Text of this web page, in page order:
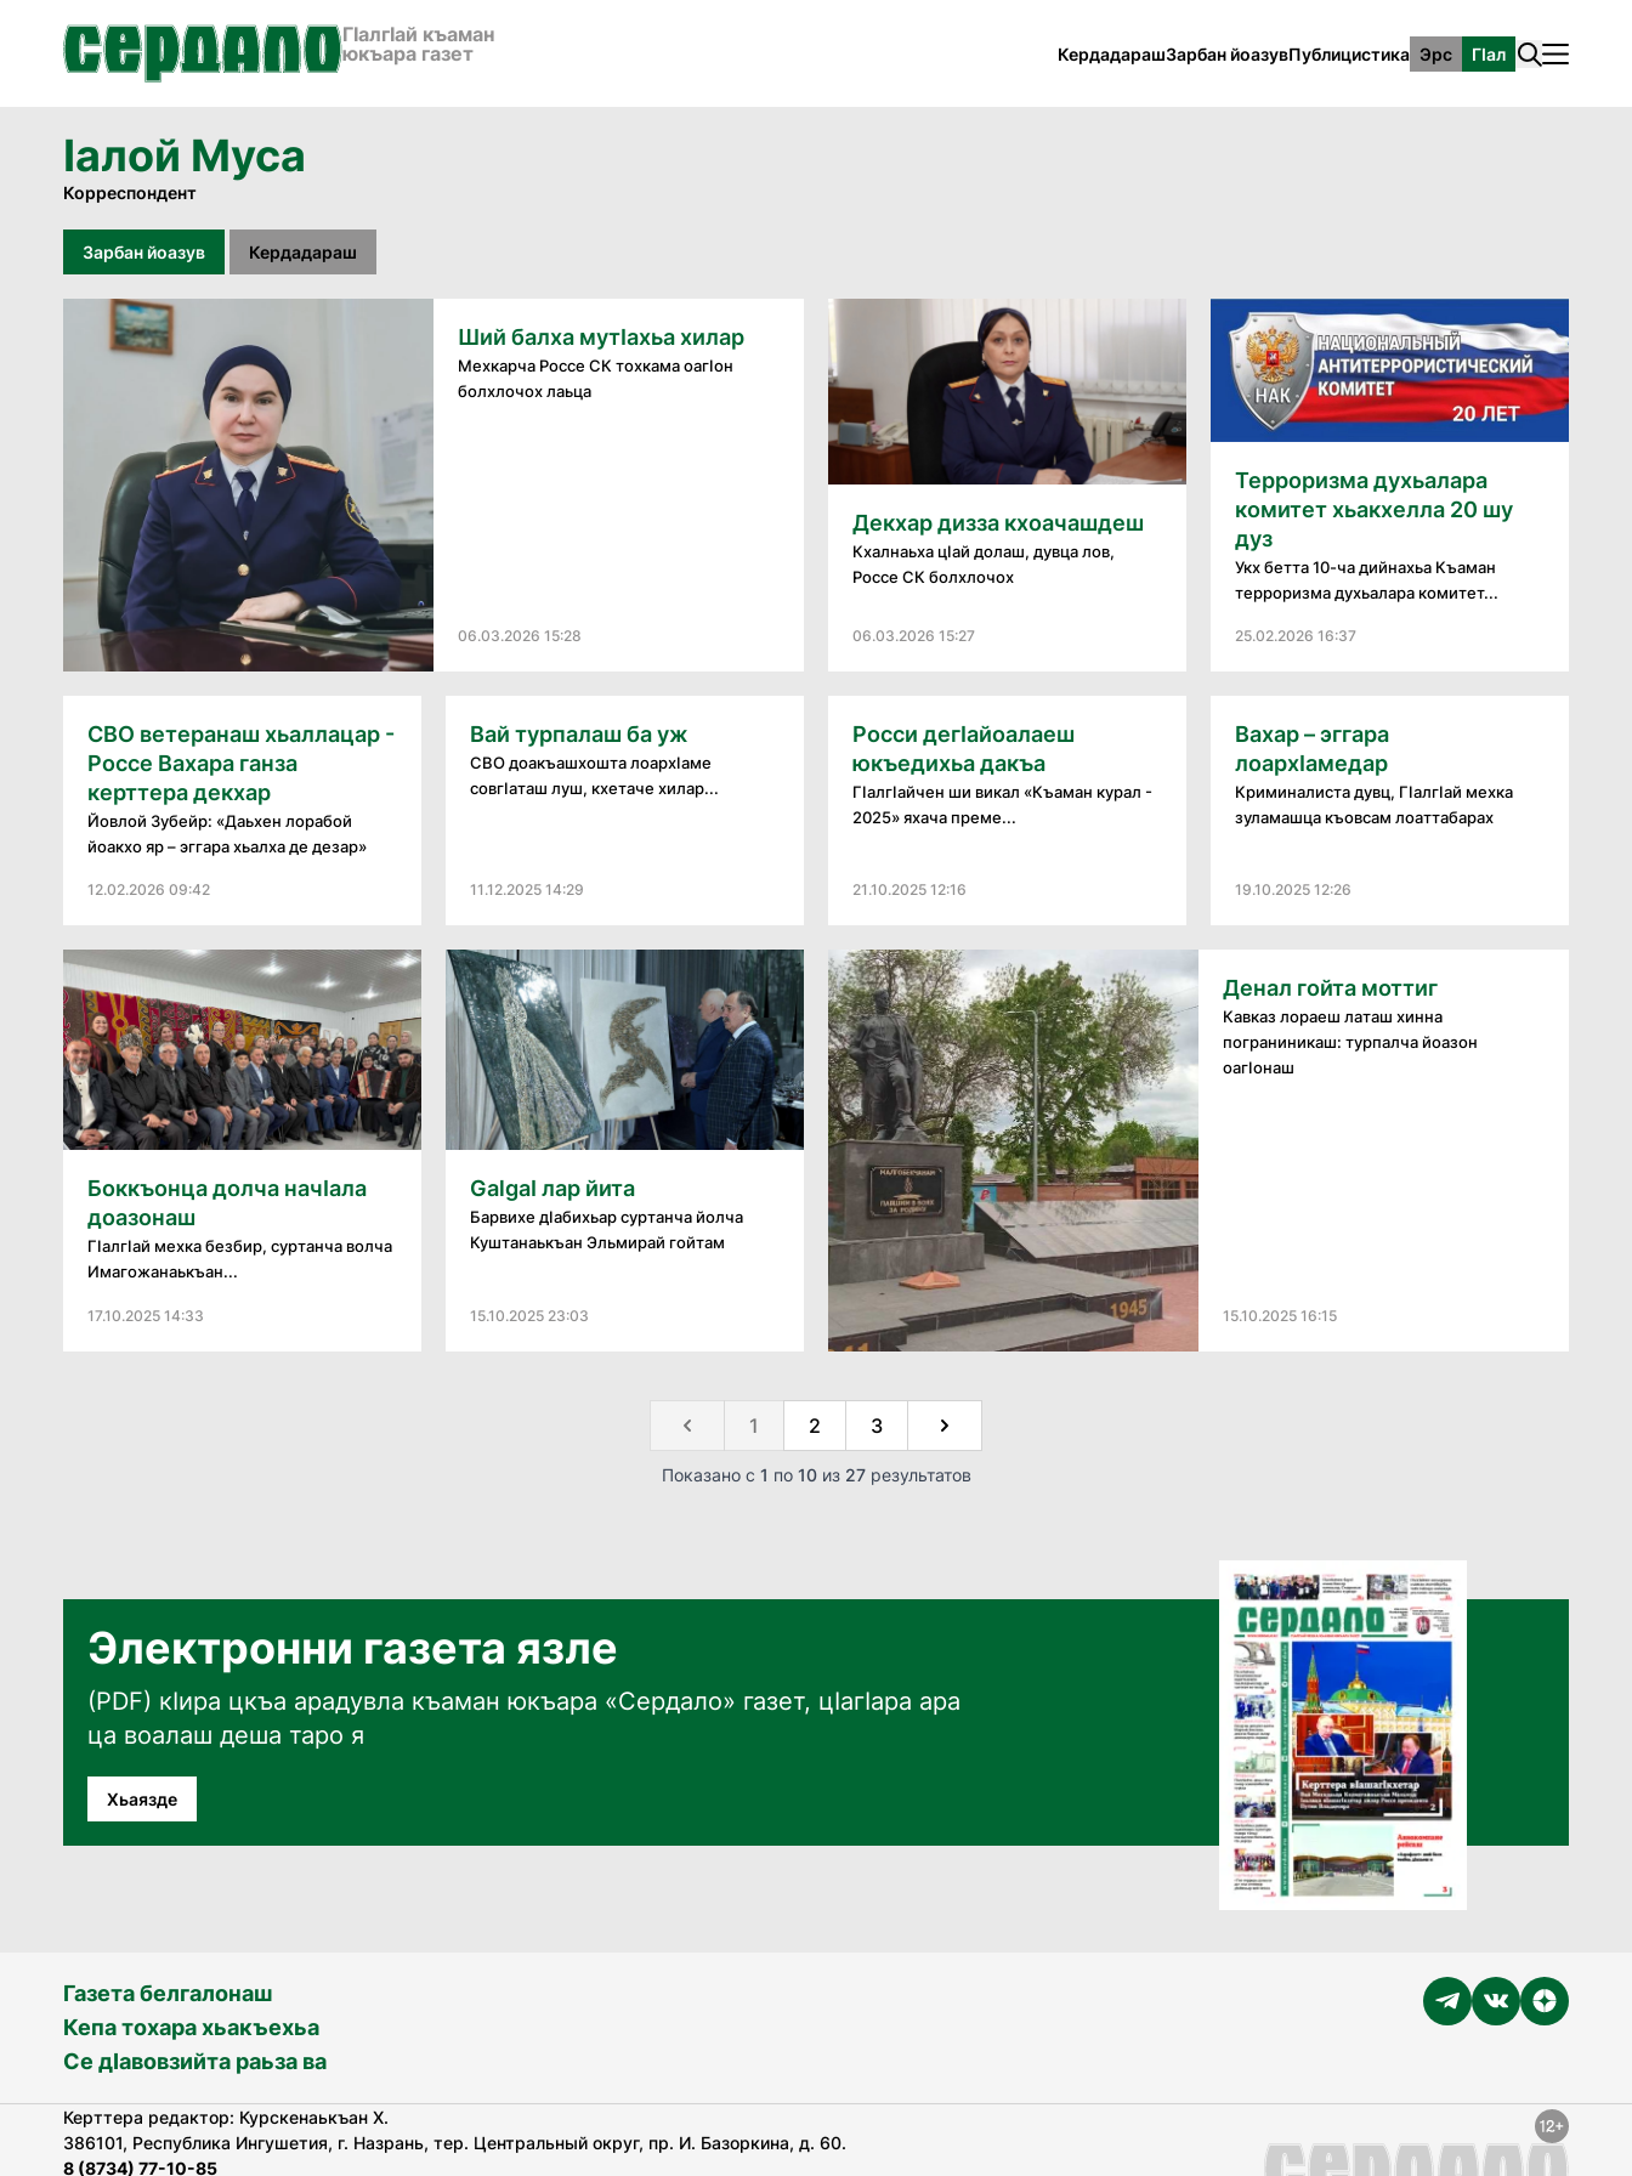
ГӀалгӀай къаман
юкъара газет
КердадарашЗарбан йоазувПублицистика Эрс ГӀал
Iалой Муса
Корреспондент
Зарбан йоазув Кердадараш
Ший балха мутӏахьа хилар
Мехкарча Россе СК тохкама оагӏон
болхлочох лаьца
06.03.2026 15:28
Декхар дизза кхоачашдеш
Кхалнаьха цӏай долаш, дувца лов,
Россе СК болхлочох
06.03.2026 15:27
Терроризма духьалара
комитет хьакхелла 20 шу
дуз
Укх бетта 10-ча дийнахьа Къаман
терроризма духьалара комитет...
25.02.2026 16:37
СВО ветеранаш хьаллацар -
Россе Вахара ганза
керттера декхар
Йовлой Зубейр: «Даьхен лорабой
йоакхо яр – эггара хьалха де дезар»
12.02.2026 09:42
Вай турпалаш ба уж
СВО доакъашхошта лоархӏаме
совгӏаташ луш, кхетаче хилар...
11.12.2025 14:29
Росси дегӀайоалаеш
юкъедихьа дакъа
ГӏалгӀайчен ши викал «Къаман курал -
2025» яхача преме...
21.10.2025 12:16
Вахар – эггара
лоархӏамедар
Криминалиста дувц, ГӏалгӀай мехка
зуламашца къовсам лоаттабарах
19.10.2025 12:26
Боккъонца долча начӀала
доазонаш
ГӏалгӀай мехка безбир, суртанча волча
Имагожанаькъан...
17.10.2025 14:33
Galgaӏ лар йита
Барвихе дӀабихьар суртанча йолча
Куштанаькъан Эльмирай гойтам
15.10.2025 23:03
Денал гойта моттиг
Кавказ лораеш латаш хинна
пограниникаш: турпалча йоазон
оагӀонаш
15.10.2025 16:15
1 2 3
Показано с 1 по 10из 27результатов
Электронни газета язле
(PDF) кӀира цкъа арадувла къаман юкъара «Сердало» газет, цӀагӀара ара
ца воалаш деша таро я
Хьаязде
Газета белгалонаш
Кепа тохара хьакъехьа
Се дӀавовзийта раьза ва
Керттера редактор: Курскенаькъан Х.
386101, Республика Ингушетия, г. Назрань, тер. Центральный округ, пр. И. Базоркина, д. 60.
8 (8734) 77-10-85